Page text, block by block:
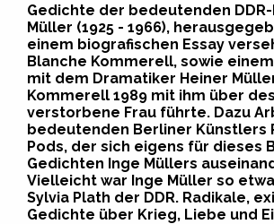
Gedichte der bedeutenden
Müller (1925 - 1966),
einem biografischen Essay
Blanche Kommerell, sowie
mit dem Dramatiker Heiner
Kommerell 1989 mit ihm über
verstorbene Frau führte. Dazu
bedeutenden Berliner Künstlers
Pods, der sich eigens für dieses
Gedichten Inge Müllers
Vielleicht war Inge Müller so
Sylvia Plath der DDR. Radikale,
Gedichte über Krieg, Liebe und